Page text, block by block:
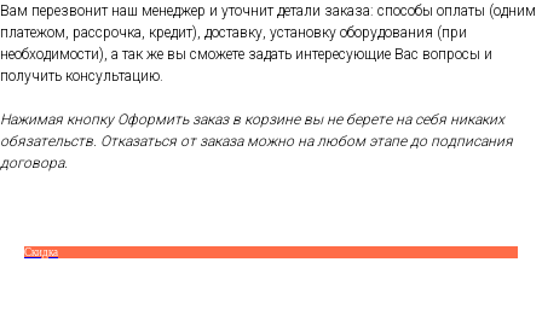
Вам перезвонит наш менеджер и уточнит детали заказа: способы оплаты (одним
платежом, рассрочка, кредит), доставку, установку оборудования (при
необходимости), а так же вы сможете задать интересующие Вас вопросы и
получить консультацию.
Нажимая кнопку Оформить заказ в корзине вы не берете на себя никаких
обязательств. Отказаться от заказа можно на любом этапе до подписания
договора.
Скидка